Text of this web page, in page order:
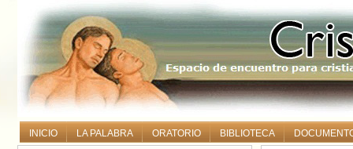
INICIO LA PALABRA ORATORIO BIBLIOTECA